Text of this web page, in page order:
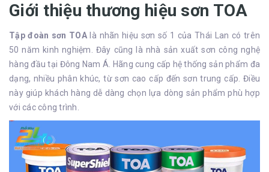
Giới thiệu thương hiệu sơn TOA
Tập đoàn sơn TOA là nhãn hiệu sơn số 1 của Thái Lan có trên
50 năm kinh nghiệm. Đây cũng là nhà sản xuất sơn công nghệ
hàng đầu tại Đông Nam Á. Hãng cung cấp hệ thống sản phẩm đa
dạng, nhiều phân khúc, từ sơn cao cấp đến sơn trung cấp. Điều
này giúp khách hàng dễ dàng chọn lựa dòng sản phẩm phù hợp
với các công trình.